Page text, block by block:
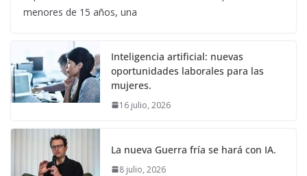
menores de 15 años, una
Inteligencia artificial: nuevas
oportunidades laborales para las
mujeres.
16 julio, 2026
La nueva Guerra fría se hará con IA.
8 julio, 2026